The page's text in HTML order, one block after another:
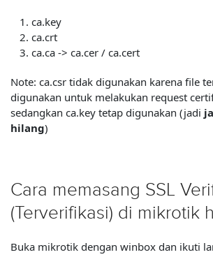
ca.key
ca.crt
ca.ca -> ca.cer / ca.cert
Note: ca.csr tidak digunakan karena file
digunakan untuk melakukan request
sedangkan ca.key tetap digunakan (jadi
hilang)
Cara memasang SSL
(Terverifikasi) di mikrotik
Buka mikrotik dengan winbox dan ikuti